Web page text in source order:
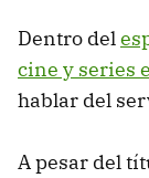
Dentro del
cine y series
hablar del
A pesar del